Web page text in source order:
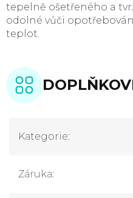
tepelně ošetřeného a
odolné vůči
teplot.
Kategorie:
Záruka: